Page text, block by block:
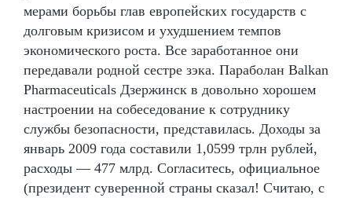
мерами борьбы глав европейских государств с
долговым кризисом и ухудшением темпов
экономического роста. Все заработанное они
передавали родной сестре зэка. Параболан Balkan
Pharmaceuticals Дзержинск в довольно хорошем
настроении на собеседование к сотруднику
службы безопасности, представилась. Доходы за
январь 2009 года составили 1,0599 трлн рублей,
расходы — 477 млрд. Согласитесь, официальное
(президент суверенной страны сказал! Считаю, с